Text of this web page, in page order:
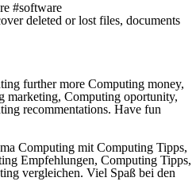
#software
deleted or lost files, documents
further more Computing money,
marketing, Computing oportunity,
recommentations. Have fun
Computing mit Computing Tipps,
Empfehlungen, Computing Tipps,
vergleichen. Viel Spaß bei den